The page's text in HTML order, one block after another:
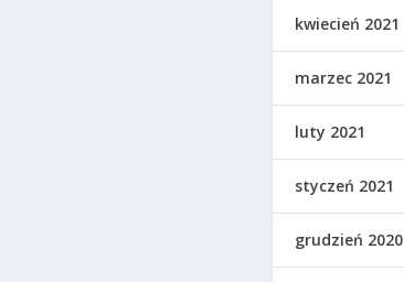
kwiecień 2021
marzec 2021
luty 2021
styczeń 2021
grudzień 2020